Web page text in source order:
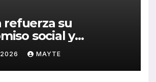
refuerza su
social y
con la
de su Memoria
MAYTE